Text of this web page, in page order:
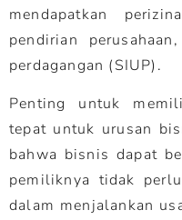
mendapatkan
pendirian
perdagangan (SIUP).
Penting untuk
tepat untuk urusan
bahwa bisnis dapat
pemiliknya tidak
dalam menjalankan